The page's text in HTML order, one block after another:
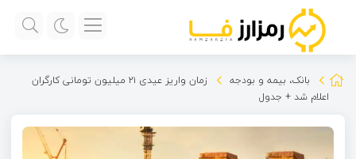
بانک، بیمه و بودجه
زمان واریز عیدی ۲۱ میلیون تومانی کارگران
اعلام شد + جدول